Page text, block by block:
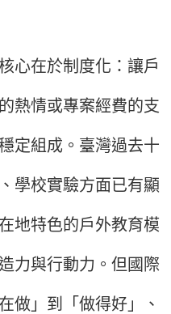
在於制度化：讓戶
熱情或專案經費的支
定組成。臺灣過去十
學校實驗方面已有顯
地特色的戶外教育模
力與行動力。但國際
做」到「做得好」、